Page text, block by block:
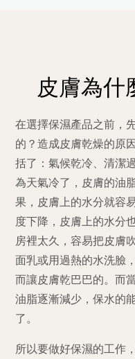
皮膚為什
在選擇保濕產品之前，
的？造成皮膚乾燥的原
括了：氣候乾冷、清潔
為天氣冷了，皮膚的油
果，皮膚上的水分就容
度下降，皮膚上的水分
房裡太久，容易把皮膚
面乳或用過熱的水洗臉
而讓皮膚乾巴巴的。而
油脂逐漸減少，保水的
了。
所以要做好保濕的工作